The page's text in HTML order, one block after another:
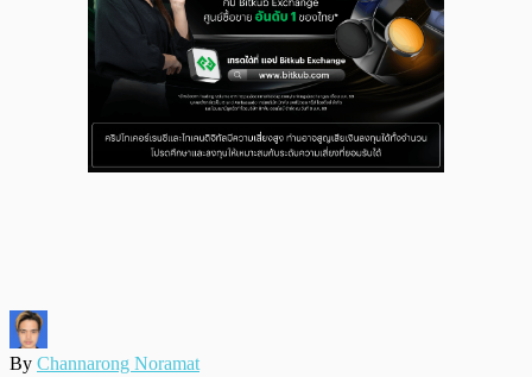
By Channarong Noramat